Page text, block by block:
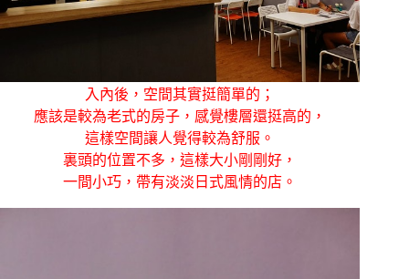
入內後，空間其實挺簡單的；
應該是較為老式的房子，感覺樓層還挺高的，
這樣空間讓人覺得較為舒服。
裏頭的位置不多，這樣大小剛剛好，
一間小巧，帶有淡淡日式風情的店。